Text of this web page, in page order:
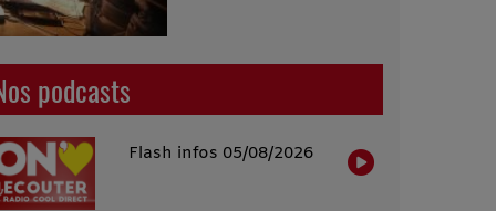
podcasts
Flash infos 05/08/2026